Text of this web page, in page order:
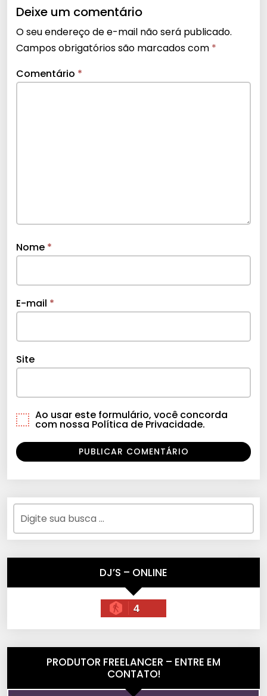
Deixe um comentário
O seu endereço de e-mail não será publicado.
Campos obrigatórios são marcados com *
Comentário *
Nome *
E-mail *
Site
Ao usar este formulário, você concorda
com nossa Política de Privacidade.
DJ’S – ONLINE
4
PRODUTOR FREELANCER – ENTRE EM
CONTATO!